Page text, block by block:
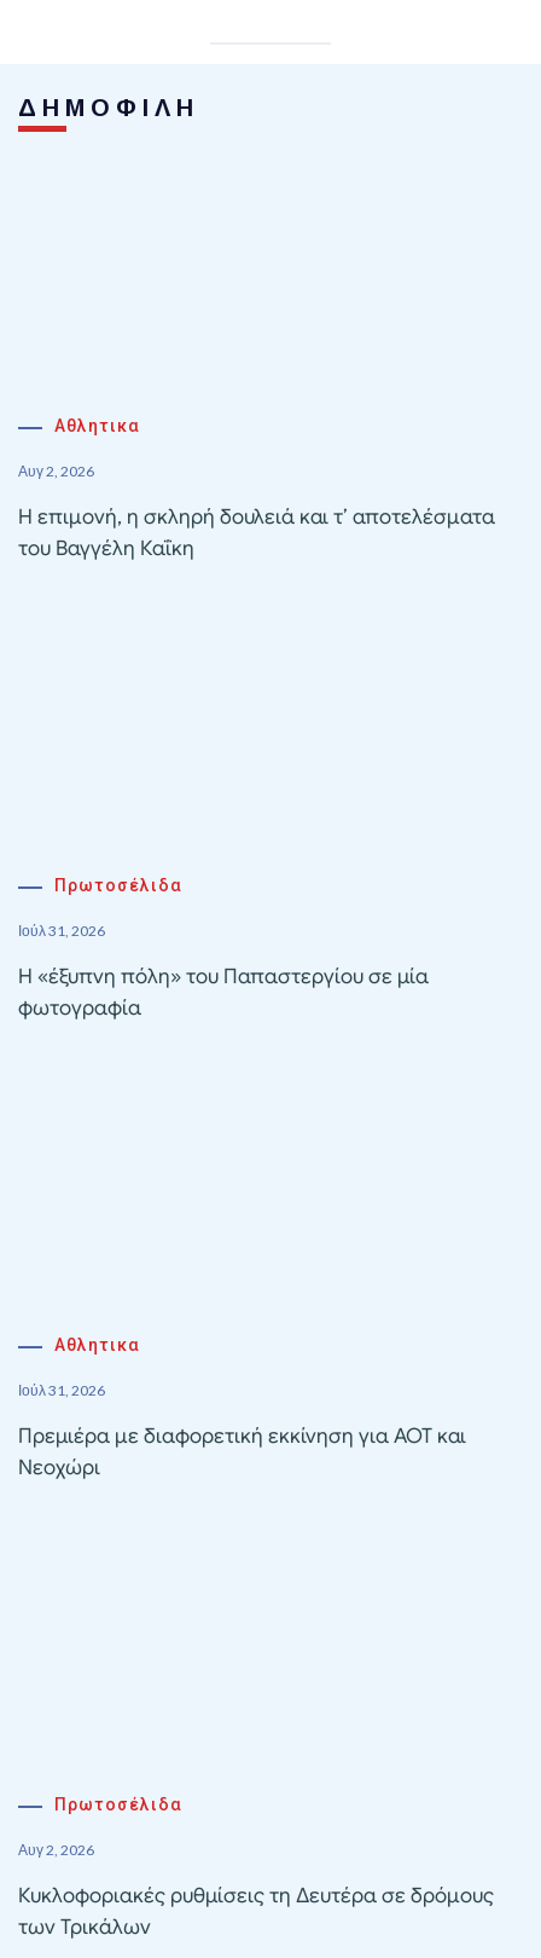
ΔΗΜΟΦΙΛΗ
Αθλητικα
Αυγ 2, 2026
Η επιμονή, η σκληρή δουλειά και τ’ αποτελέσματα
του Βαγγέλη Καΐκη
Πρωτοσέλιδα
Ιούλ 31, 2026
Η «έξυπνη πόλη» του Παπαστεργίου σε μία
φωτογραφία
Αθλητικα
Ιούλ 31, 2026
Πρεμιέρα με διαφορετική εκκίνηση για ΑΟΤ και
Νεοχώρι
Πρωτοσέλιδα
Αυγ 2, 2026
Κυκλοφοριακές ρυθμίσεις τη Δευτέρα σε δρόμους
των Τρικάλων